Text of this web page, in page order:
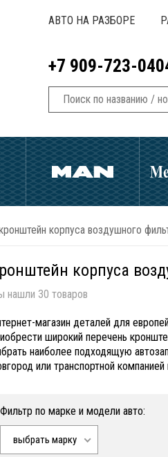
АВТО НА РАЗБОРЕ
+7 909-723-
корпуса воздушного
корпуса
нашли 30 товаров
магазин деталей для
широкий перечень
наиболее подходящую
или транспортной
Фильтр по марке и модели авто:
выбрать марку